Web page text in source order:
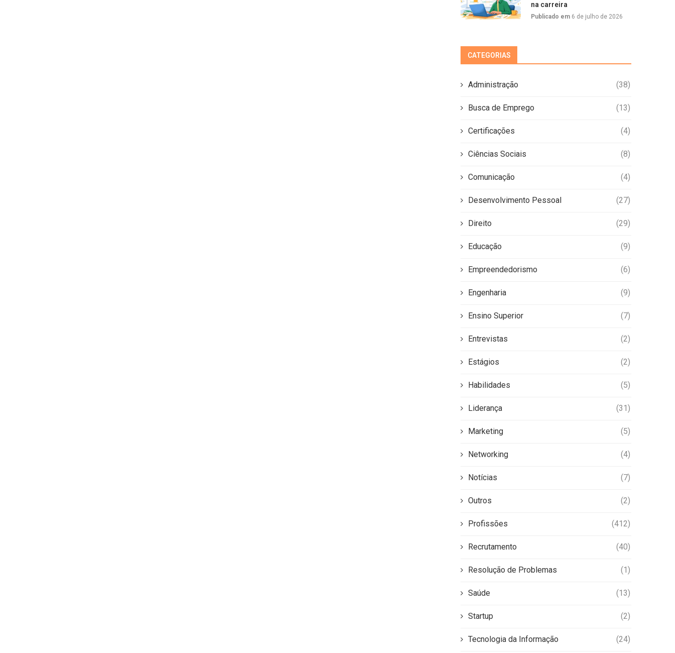
na carreira
Publicado em 6 de julho de 2026
CATEGORIAS
Administração (38)
Busca de Emprego (13)
Certificações (4)
Ciências Sociais (8)
Comunicação (4)
Desenvolvimento Pessoal (27)
Direito (29)
Educação (9)
Empreendedorismo (6)
Engenharia (9)
Ensino Superior (7)
Entrevistas (2)
Estágios (2)
Habilidades (5)
Liderança (31)
Marketing (5)
Networking (4)
Notícias (7)
Outros (2)
Profissões (412)
Recrutamento (40)
Resolução de Problemas (1)
Saúde (13)
Startup (2)
Tecnologia da Informação (24)